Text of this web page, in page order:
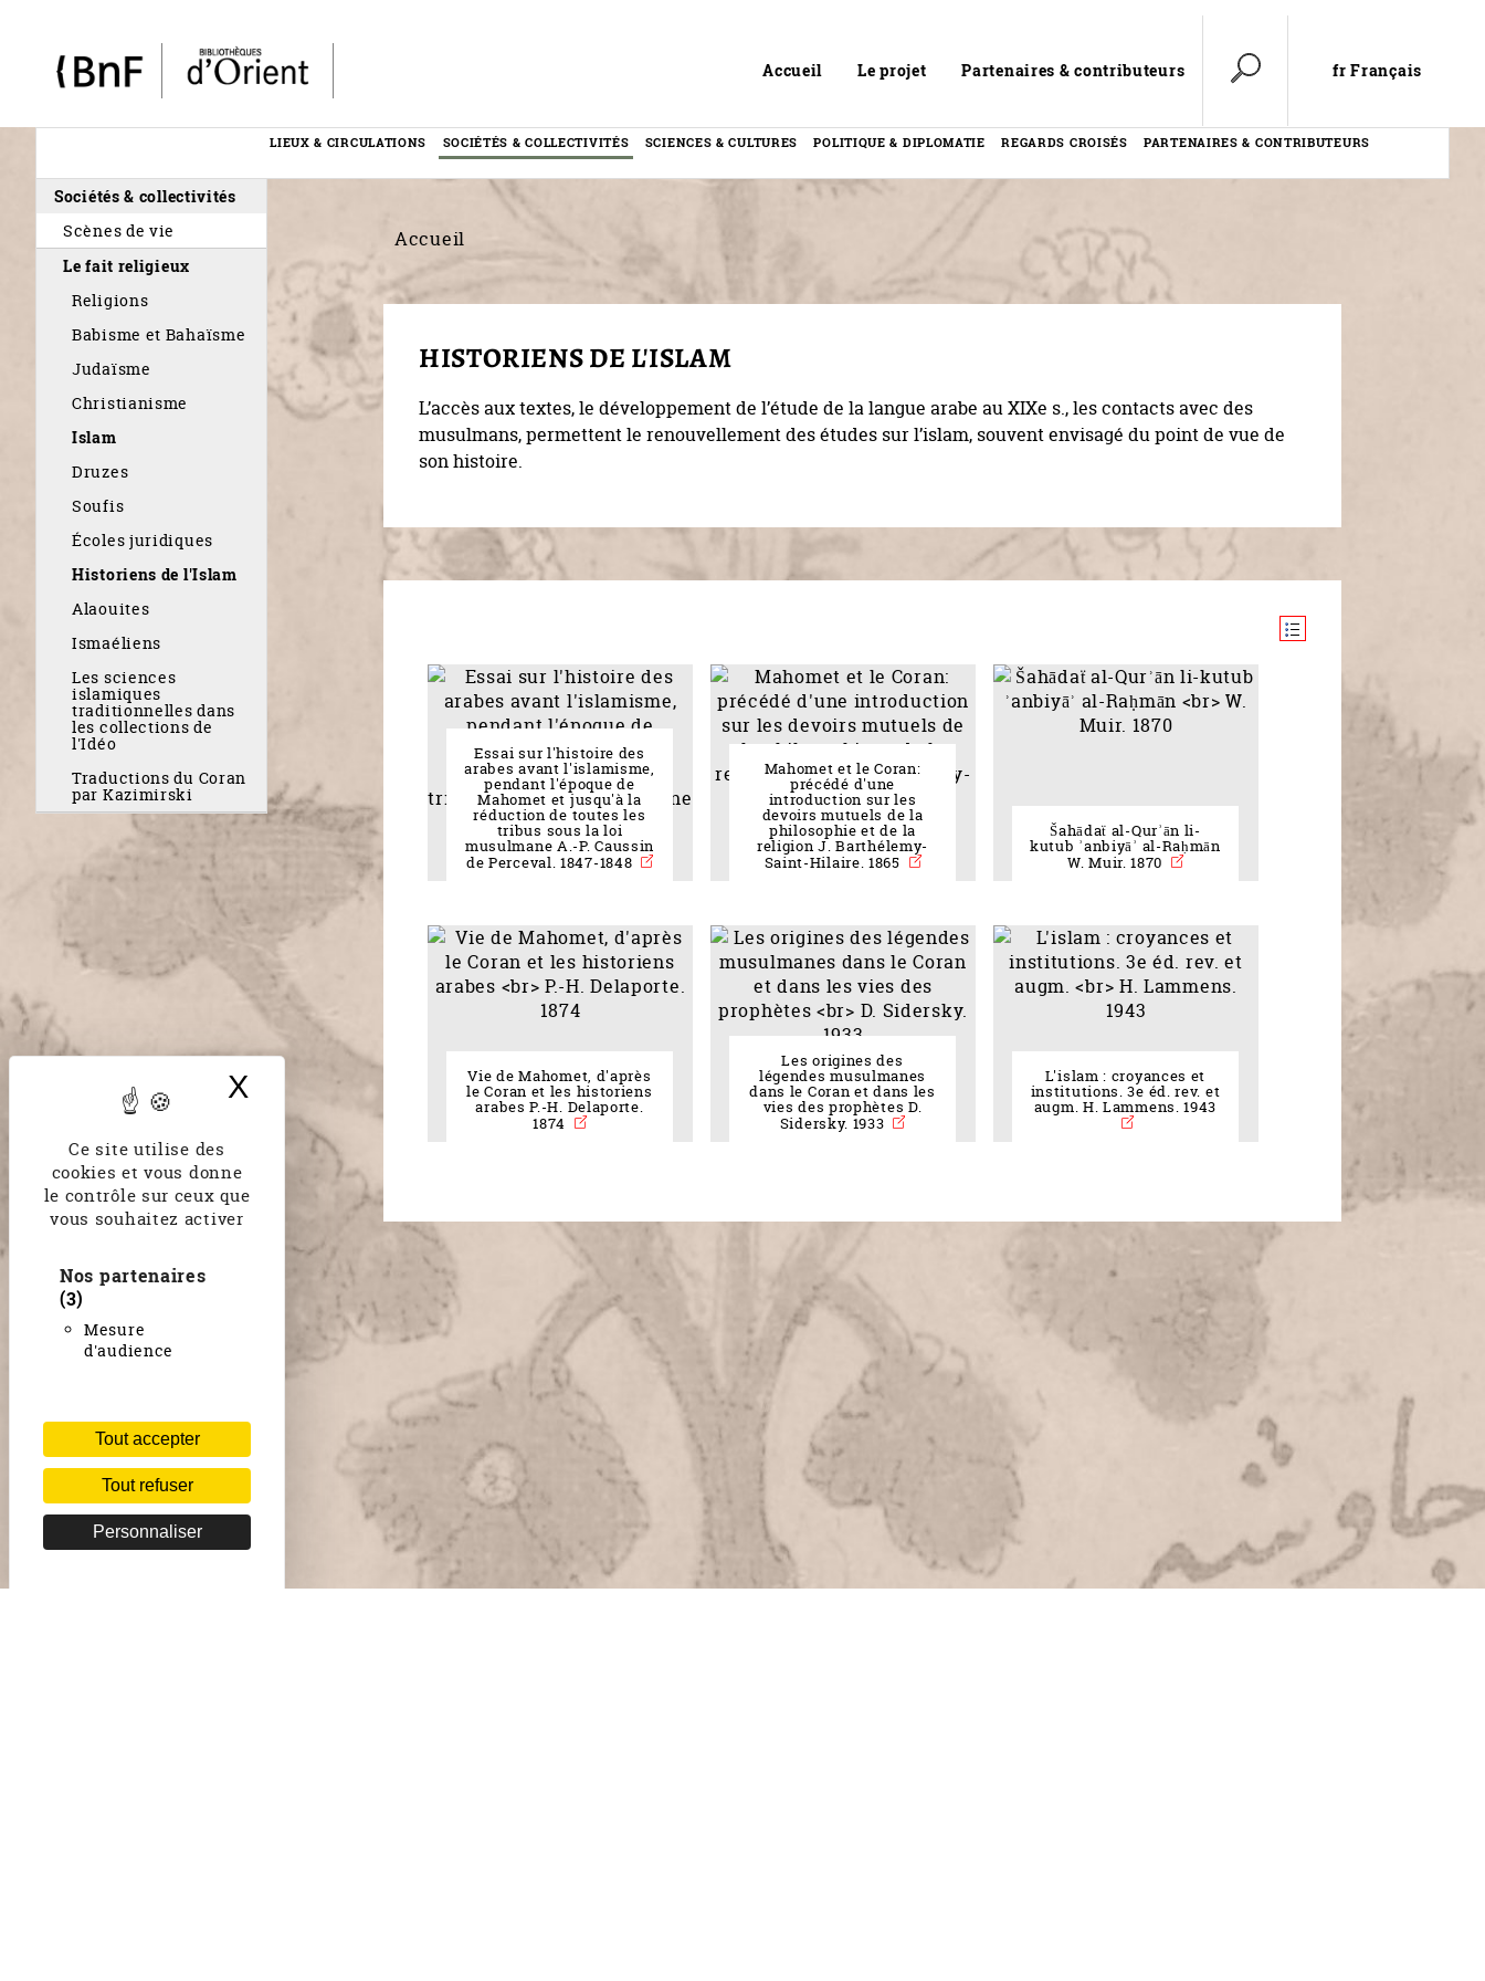
Ce site utilise des
cookies et vous donne
le contrôle sur ceux que
vous souhaitez activer
Nos partenaires
(3)
Mesure
d'audience
Tout accepter
Tout refuser
Personnaliser
X Masquer le bandeau des cookies
Accueil Le projet Partenaires & contributeurs fr Français
Menu
éditorial
LIEUX & CIRCULATIONS SOCIÉTÉS & COLLECTIVITÉS SCIENCES & CULTURES POLITIQUE & DIPLOMATIE REGARDS CROISÉS PARTENAIRES & CONTRIBUTEURS
Sociétés & collectivités
Scènes de vie
Le fait religieux
Religions
Babisme et Bahaïsme
Judaïsme
Christianisme
Islam
Druzes
Soufis
Écoles juridiques
Historiens de l'Islam
Alaouites
Ismaéliens
Les sciences
islamiques
traditionnelles dans
les collections de
l'Idéo
Traductions du Coran
par Kazimirski
Accueil
HISTORIENS DE L'ISLAM
L’accès aux textes, le développement de l’étude de la langue arabe au XIXe s., les contacts avec des
musulmans, permettent le renouvellement des études sur l’islam, souvent envisagé du point de vue de
son histoire.
Essai sur l'histoire des
arabes avant l'islamisme,
pendant l'époque de
Mahomet et jusqu'à la
réduction de toutes les
tribus sous la loi
musulmane A.-P. Caussin
de Perceval. 1847-1848
Mahomet et le Coran:
précédé d'une
introduction sur les
devoirs mutuels de la
philosophie et de la
religion J. Barthélemy-
Saint-Hilaire. 1865
Šahādaẗ al-Qurʾān li-
kutub ʾanbiyāʾ al-Raḥmān
W. Muir. 1870
Vie de Mahomet, d'après
le Coran et les historiens
arabes P.-H. Delaporte.
1874
Les origines des
légendes musulmanes
dans le Coran et dans les
vies des prophètes D.
Sidersky. 1933
L'islam : croyances et
institutions. 3e éd. rev. et
augm. H. Lammens. 1943